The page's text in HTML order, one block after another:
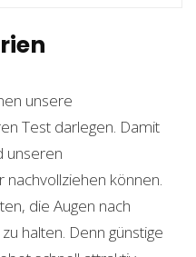
unsere
Test darlegen. Damit
unseren
nachvollziehen können.
die Augen nach
halten. Denn günstige